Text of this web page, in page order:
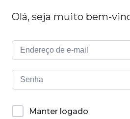
Olá, seja muito bem-
Manter logado